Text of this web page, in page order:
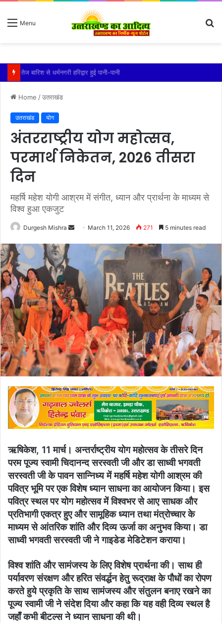
Menu
तेज बारिश से धर्मनगरी हरिद्वार हुई पानी-पानी
Home /उतराखंड
उतराखंड योग
अंतरराष्ट्रीय योग महोत्सव,
परमार्थ निकेतन, 2026 तीसरा
दिन
महर्षि महेश योगी आश्रम में संगीत, ध्यान और प्रार्थना के माध्यम से
विश्व हुआ एकजुट
Durgesh Mishra
Send March 11, 2026 271 5 minutes read
ऋषिकेश, 11 मार्च। अन्तर्राष्ट्रीय योग महोत्सव के तीसरे दिन
परम पूज्य स्वामी चिदानन्द सरस्वती जी और डा साध्वी भगवती
सरस्वती जी के पावन सान्निध्य में महर्षि महेश योगी आश्रम की
पवित्र भूमि पर एक विशेष ध्यान साधना का आयोजन किया। इस
पवित्र स्थल पर योग महोत्सव में विश्वभर से आए साधक और
प्रतिभागी एकत्र हुए और सामूहिक ध्यान तथा मंत्रोच्चार के
माध्यम से आंतरिक शांति और दिव्य ऊर्जा का अनुभव किया। डा
साध्वी भगवती सरस्वती जी ने गाइडेड मेडिटेशन कराया।
विश्व शांति और सामंजस्य के लिए विशेष प्रार्थना की। साथ ही
पर्यावरण संरक्षण और हरित संवर्द्धन हेतु रूद्राक्ष के पौधों का रोपण
करते हुये प्रकृति के साथ सामंजस्य और संतुलन बनाए रखने का
पूज्य स्वामी जी ने संदेश दिया और कहा कि यह वही दिव्य स्थल है
जहाँ कभी बीटल्स ने ध्यान साधना की थी।